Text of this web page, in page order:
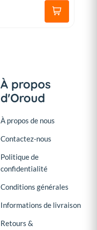
À propos
d'Oroud
À propos de nous
Contactez-nous
Politique de
confidentialité
Conditions générales
Informations de livraison
Retours &